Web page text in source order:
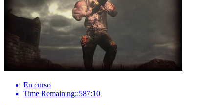
En curso
Time Remaining::587:10